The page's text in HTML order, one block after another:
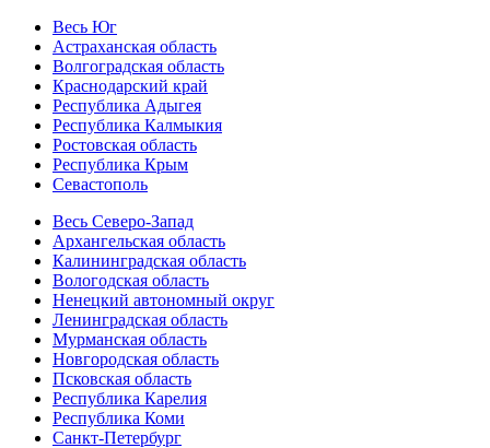
Весь Юг
Астраханская область
Волгоградская область
Краснодарский край
Республика Адыгея
Республика Калмыкия
Ростовская область
Республика Крым
Севастополь
Весь Северо-Запад
Архангельская область
Калининградская область
Вологодская область
Ненецкий автономный округ
Ленинградская область
Мурманская область
Новгородская область
Псковская область
Республика Карелия
Республика Коми
Санкт-Петербург